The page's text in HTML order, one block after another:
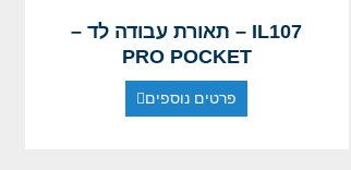
IL107 – תאורת עבודה לד –
PRO POCKET
פרטים נוספים